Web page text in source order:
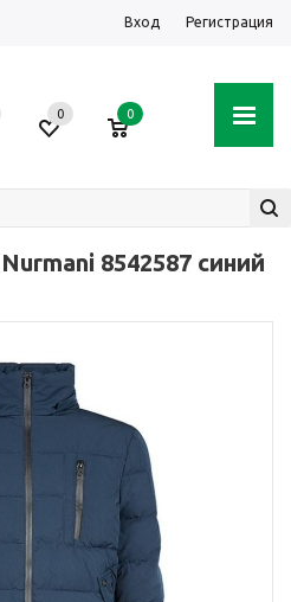
Вход Регистрация
0 0
8542587 синий